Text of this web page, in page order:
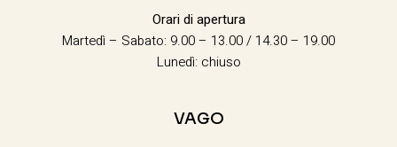
Orari di apertura
Martedì – Sabato: 9.00 – 13.00 / 14.30 – 19.00
Lunedì: chiuso
VAGO